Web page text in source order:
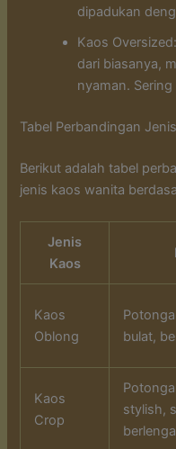
dipadukan
Kaos
dari biasanya,
nyaman.
Tabel Perbandingan
Berikut adalah tabel
jenis kaos wanita
Jenis
Kaos
Kaos
Oblong
bulat,
Kaos
Crop
stylish,